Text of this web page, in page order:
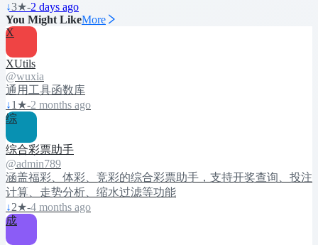
↓3★-2 days ago
You Might LikeMore
X
XUtils
@wuxia
通用工具函数库
↓1 ★-2 months ago
综
综合彩票助手
@admin789
涵盖福彩、体彩、竞彩的综合彩票助手，支持开奖查询、投注
计算、走势分析、缩水过滤等功能
↓2★-4 months ago
成